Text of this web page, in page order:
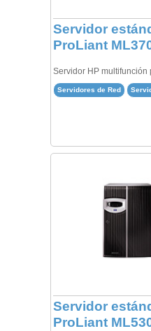
Servidor
ProLiant
Servidor HP
Servidores de Red
Servidor
ProLiant